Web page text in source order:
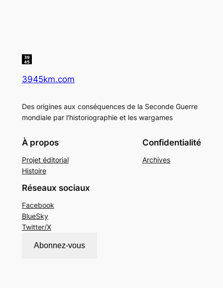
3945km.com
Des origines aux conséquences de la Seconde Guerre
mondiale par l'historiographie et les wargames
À propos
Projet éditorial
Histoire
Confidentialité
Archives
Réseaux sociaux
Facebook
BlueSky
Twitter/X
Abonnez-vous